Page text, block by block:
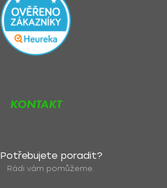
KONTAKT
Potřebujete poradit?
Rádi vám pomůžeme.